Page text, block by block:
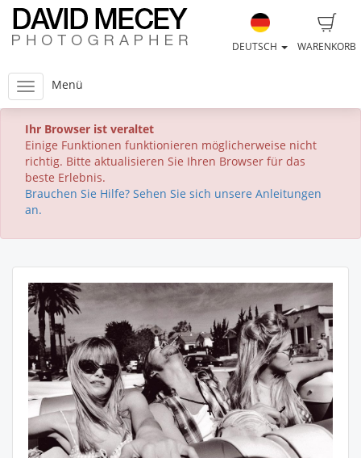
WARENKORB
DEUTSCH
Menü
Ihr Browser ist veraltet
Einige Funktionen funktionieren möglicherweise nicht
richtig. Bitte aktualisieren Sie Ihren Browser für das
beste Erlebnis.
Brauchen Sie Hilfe? Sehen Sie sich unsere Anleitungen
an.